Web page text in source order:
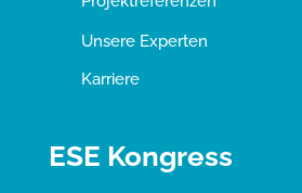
Unsere Experten
Karriere
ESE Kongress